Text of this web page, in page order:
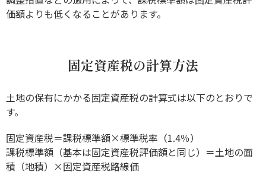
価額よりも低くなることがあります。
固定資産税の計算方法
土地の保有にかかる固定資産税の計算式は以下のとおりで
す。
固定資産税＝課税標準額×標準税率（1.4％）
課税標準額（基本は固定資産税評価額と同じ）＝土地の面
積（地積）×固定資産税路線価